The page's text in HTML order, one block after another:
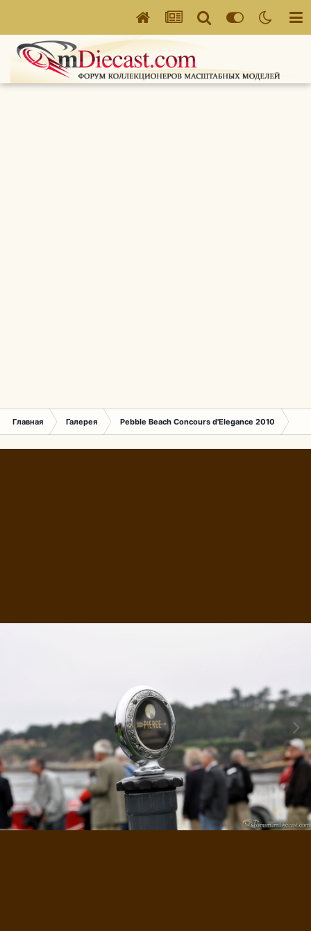
Главная Галерея Pebble Beach Concours d'Elegance 2010